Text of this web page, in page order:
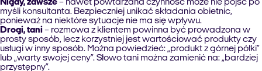
Nigdy, zawsze– nawet powtarzana czynność może nie pójść po
myśli konsultanta. Bezpieczniej unikać składania obietnic,
ponieważ na niektóre sytuacje nie ma się wpływu.
Drogi, tani– rozmowa z klientem powinna być prowadzona w
prosty sposób, lecz korzystniej jest wartościować produkty czy
usługi w inny sposób. Można powiedzieć: „produkt z górnej półki”
lub „warty swojej ceny”. Słowo tani można zamienić na: „bardziej
przystępny”.